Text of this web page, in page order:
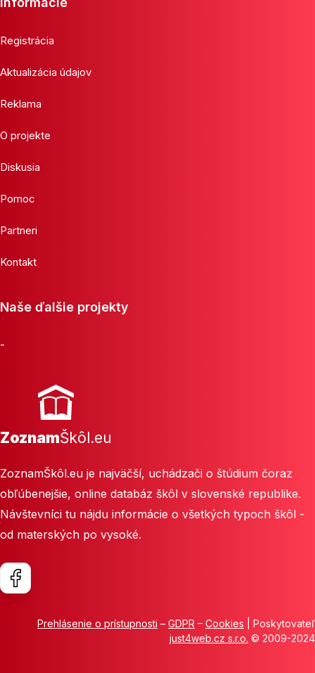
Registrácia
Aktualizácia údajov
Reklama
O projekte
Diskusia
Pomoc
Partneri
Kontakt
Naše ďalšie projekty
-
ZoznamŠkôl.eu
ZoznamŠkôl.eu je najväčší, uchádzači o štúdium čoraz
obľúbenejšie, online databáz škôl v slovenské republike.
Návštevníci tu nájdu informácie o všetkých typoch škôl -
od materských po vysoké.
Prehlásenie o prístupnosti – GDPR – Cookies | Poskytovateľ
just4web.cz s.r.o. © 2009-2024